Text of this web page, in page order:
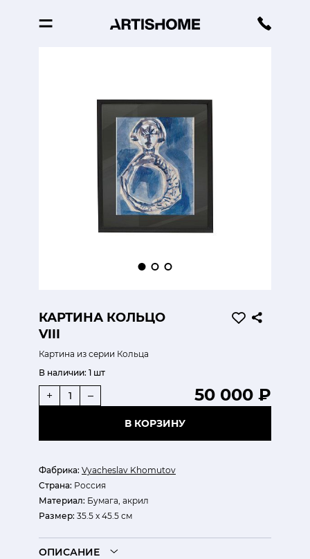
КАРТИНА КОЛЬЦО
VIII
Картина из серии Кольца
Фабрика: Vyacheslav Khomutov
Страна: Россия
Материал: Бумага, акрил
Размер: 35.5 x 45.5 см
В наличии: 1 шт
50 000 ₽
+ –
В КОРЗИНУ
ОПИСАНИЕ